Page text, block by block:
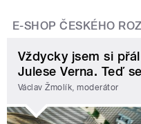
E-SHOP ČESKÉHO
Vždycky jsem si
Julese Verna. Teď
Václav Žmolík, moderátor